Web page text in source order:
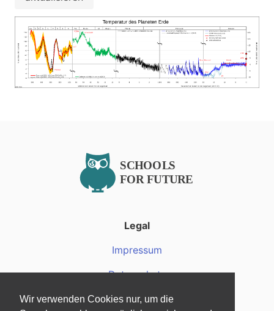
Wir verwenden Cookies nur, um die
Legal
Impressum
Datenschutz
Über uns